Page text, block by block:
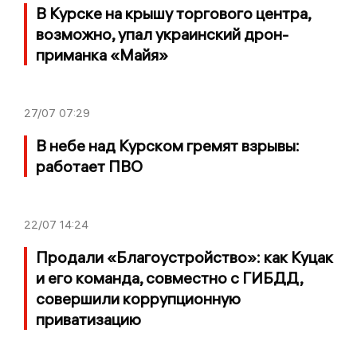
В Курске на крышу торгового центра,
возможно, упал украинский дрон-
приманка «Майя»
27/07 07:29
В небе над Курском гремят взрывы:
работает ПВО
22/07 14:24
Продали «Благоустройство»: как Куцак
и его команда, совместно с ГИБДД,
совершили коррупционную
приватизацию